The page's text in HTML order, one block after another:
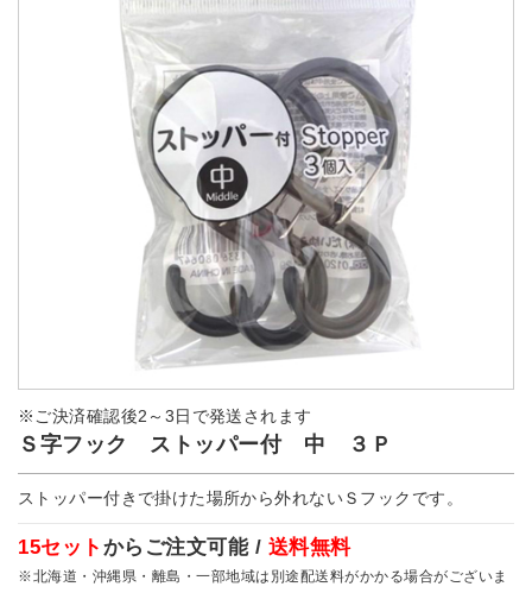
※ご決済確認後2～3日で発送されます
Ｓ字フック ストッパー付 中 ３Ｐ
ストッパー付きで掛けた場所から外れないＳフックです。
15セット からご注文可能 / 送料無料
※北海道・沖縄県・離島・一部地域は別途配送料がかかる場合がございま